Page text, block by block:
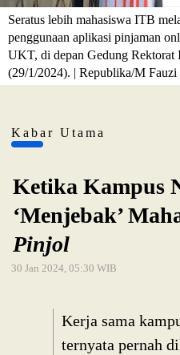
Seratus lebih mahasiswa ITB
penggunaan aplikasi pinjaman
UKT, di depan Gedung
(29/1/2024). | Republika/M
Kabar Utama
Ketika Kampus
‘Menjebak’
Pinjol
30 Jan 2024, 05:30 WIB
Kerja sama
ternyata pernah